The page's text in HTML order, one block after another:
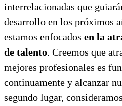
interrelacionadas que
desarrollo en los próximos
estamos enfocados en la
de talento. Creemos que
mejores profesionales es
continuamente y alcanzar
segundo lugar,